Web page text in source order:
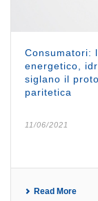
Consumatori:
energetico,
siglano il
paritetica
11/06/2021
Read More